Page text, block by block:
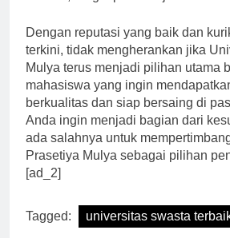
Dengan reputasi yang baik dan
terkini, tidak mengherankan jika
Mulya terus menjadi pilihan utama
mahasiswa yang ingin
berkualitas dan siap bersaing di
Anda ingin menjadi bagian dari
ada salahnya untuk
Prasetiya Mulya sebagai pilihan
universitas swasta